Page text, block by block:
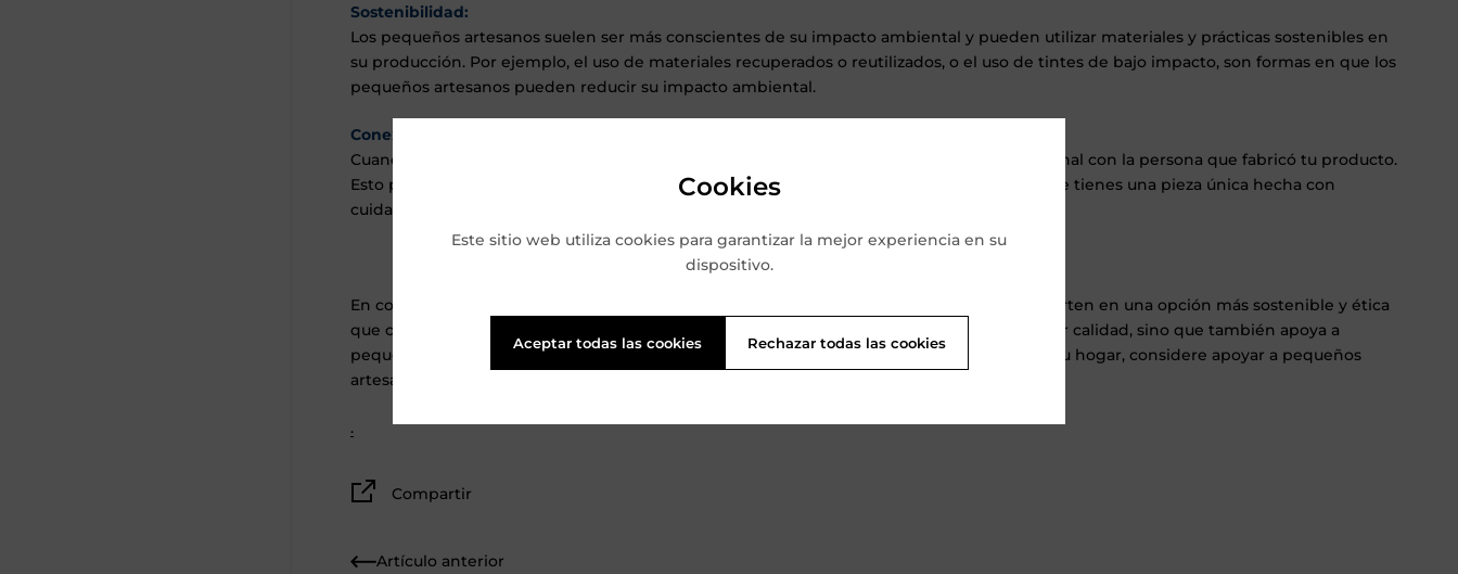
Sostenibilidad:
Los pequeños artesanos suelen ser más conscientes de su impacto ambiental y pueden utilizar materiales y prácticas sostenibles en
su producción. Por ejemplo, el uso de materiales recuperados o reutilizados, o el uso de tintes de bajo impacto, son formas en que los
pequeños artesanos pueden reducir su impacto ambiental.
Conexión Personal:
Cuando compras a un pequeño artesano, es probable que tengas una conexión más personal con la persona que fabricó tu producto.
Esto puede añadir un significado especial y un valor sentimental a tu compra, sabiendo que tienes una pieza única hecha con
cuidado y atención.
En conclusión, comprar a pequeños artesanos ofrece una serie de beneficios que lo convierten en una opción más sostenible y ética
que comprar a grandes minoristas como IKEA. No solo obtiene productos únicos y de mejor calidad, sino que también apoya a
pequeñas empresas y prácticas sostenibles. Así que la próxima vez que busque amueblar su hogar, considere apoyar a pequeños
artesanos y marque la diferencia en su comunidad local.
.
Compartir
Artículo anterior
Cookies
Este sitio web utiliza cookies para garantizar la mejor experiencia en su
dispositivo.
Aceptar todas las cookies Rechazar todas las cookies